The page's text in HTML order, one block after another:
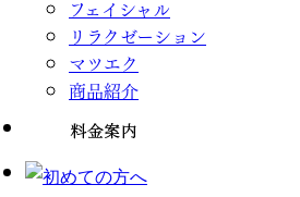
フェイシャル
リラクゼーション
マツエク
商品紹介